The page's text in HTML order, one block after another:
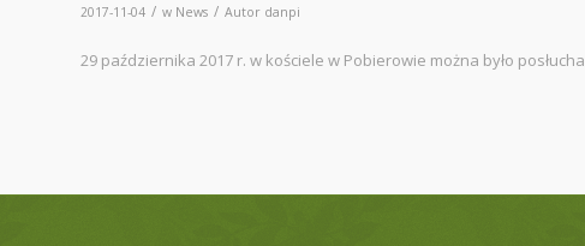
2017-11-04 / w News / Autor danpi
29 października 2017 r. w kościele w Pobierowie można było